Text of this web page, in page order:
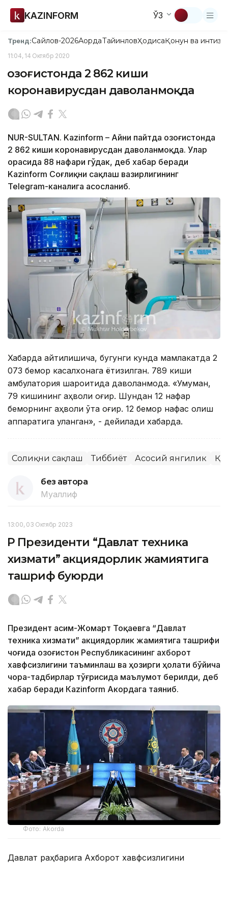
KAZINFORM ЎЗ
Тренд:Сайлов-2026АқордаТайинловҲодисаҚонун ва
11:04, 14 Октябр 2020
Қозоғистонда 2 862 киши
коронавирусдан даволанмоқда
NUR-SULTAN. Kazinform – Айни пайтда Қозоғистонда
2 862 киши коронавирусдан даволанмоқда. Улар
орасида 88 нафари гўдак, деб хабар беради
Kazinform Соғлиқни сақлаш вазирлигининг
Telegram-каналига асосланиб.
Хабарда айтилишича, бугунги кунда мамлакатда 2
073 бемор касалхонага ётқизилган. 789 киши
амбулатория шароитида даволанмоқда. «Умуман,
79 кишининг аҳволи оғир. Шундан 12 нафар
беморнинг аҳволи ўта оғир. 12 бемор нафас олиш
аппаратига уланган», - дейилади хабарда.
Соғлиқни сақлаш Тиббиёт Асосий янгилик ҚР
без автора
Муаллиф
13:00, 03 Октябр 2023
ҚР Президенти “Давлат техника
хизмати” акциядорлик жамиятига
ташриф буюрди
Президент Қасим-Жомарт Тоқаевга “Давлат
техника хизмати” акциядорлик жамиятига ташрифи
чоғида Қозоғистон Республикасининг ахборот
хавфсизлигини таъминлаш ва ҳозирги ҳолати бўйича
чора-тадбирлар тўғрисида маълумот берилди, деб
хабар беради Каzinform Акордага таяниб.
Фото: Akorda
Давлат раҳбарига Ахборот хавфсизлигини